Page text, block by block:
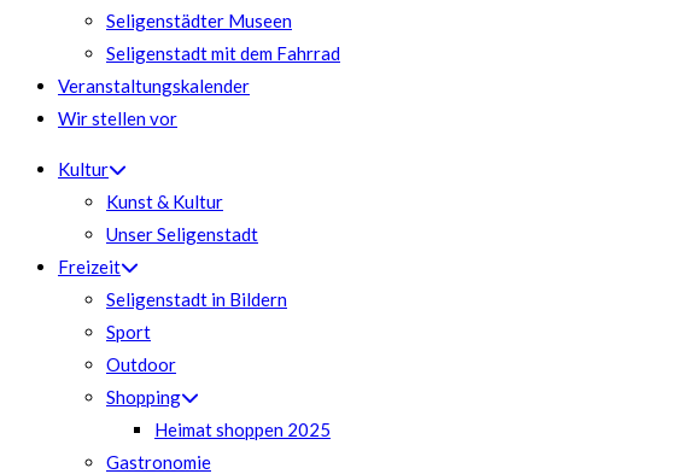
Seligenstädter Museen
Seligenstadt mit dem Fahrrad
Veranstaltungskalender
Wir stellen vor
Kultur
Kunst & Kultur
Unser Seligenstadt
Freizeit
Seligenstadt in Bildern
Sport
Outdoor
Shopping
Heimat shoppen 2025
Gastronomie